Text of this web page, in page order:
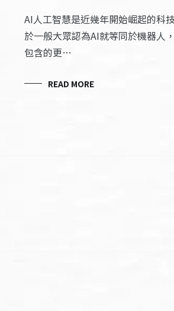
AI人工智慧是近幾年開始崛起的科
於一般大眾認為AI就等同於機器人
包含的更…
READ MORE